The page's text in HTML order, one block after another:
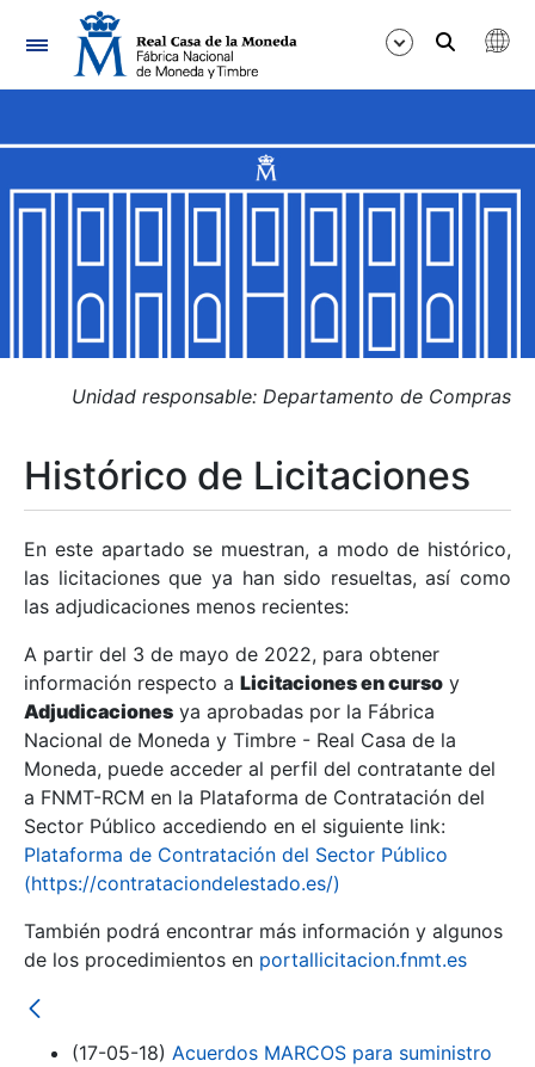
Navegación
Mostrar/Ocultar
Mostrar/Ocultar
Mostrar/Ocultar
Mostrar/Ocultar
Mostrar/Ocultar
Mostrar/Ocultar
Unidad responsable: Departamento de Compras
Histórico de Licitaciones
En este apartado se muestran, a modo de histórico,
las licitaciones que ya han sido resueltas, así como
las adjudicaciones menos recientes:
A partir del 3 de mayo de 2022, para obtener
información respecto a Licitaciones en curso y
Adjudicaciones ya aprobadas por la Fábrica
Nacional de Moneda y Timbre - Real Casa de la
Moneda, puede acceder al perfil del contratante del
a FNMT-RCM en la Plataforma de Contratación del
Sector Público accediendo en el siguiente link:
Plataforma de Contratación del Sector Público
(https://contrataciondelestado.es/)
También podrá encontrar más información y algunos
de los procedimientos en portallicitacion.fnmt.es
(17-05-18) Acuerdos MARCOS para suministro